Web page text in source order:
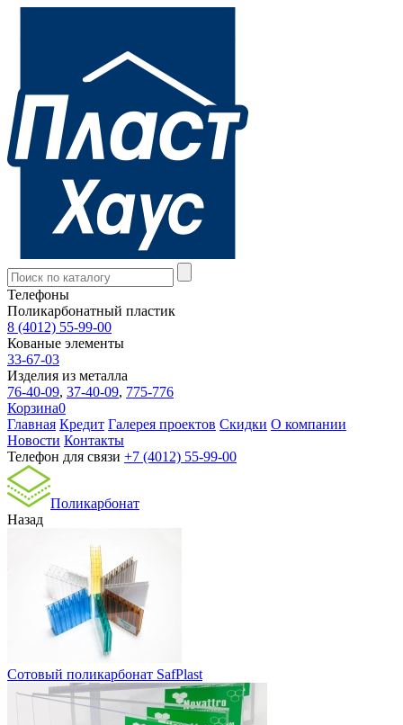
Телефоны
Поликарбонатный пластик
8 (4012) 55-99-00
Кованые элементы
33-67-03
Изделия из металла
76-40-09, 37-40-09, 775-776
Корзина0
Главная Кредит Галерея проектов Скидки О компании
Новости Контакты
Телефон для связи +7 (4012) 55-99-00
Поликарбонат
Назад
Сотовый поликарбонат SafPlast